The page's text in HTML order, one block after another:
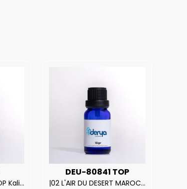
| V.S. TEMPTATION-TOP Kalite Kadın Parfüm Esansı.|
DEU-80841 TOP
|02 L'AIR DU DESERT MAROCAIN-TOP Kalite Unısex Parfüm Esansı.|